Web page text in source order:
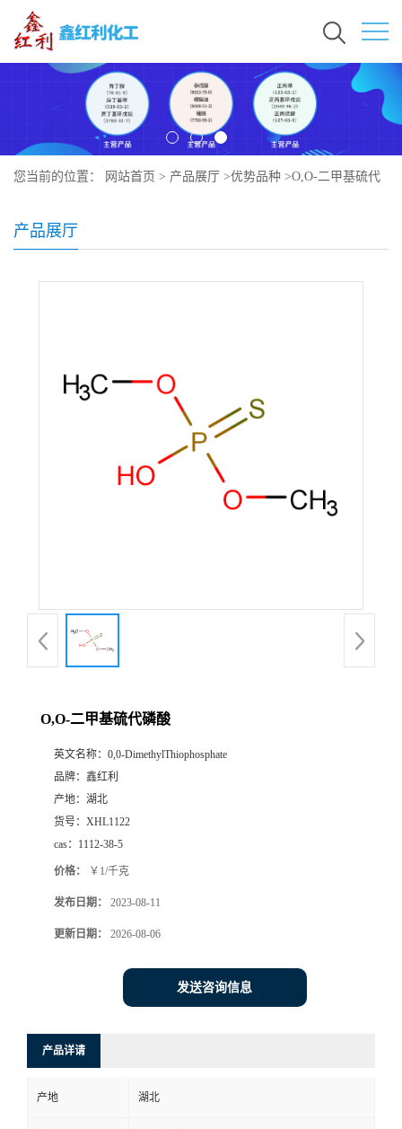
您当前的位置： 网站首页 > 产品展厅 >优势品种 >O,O-二甲基硫代
产品展厅
O,O-二甲基硫代磷酸
英文名称： 0,0-DimethylThiophosphate
品牌： 鑫红利
产地： 湖北
货号： XHL1122
cas： 1112-38-5
价格： ￥1/千克
发布日期： 2023-08-11
更新日期： 2026-08-06
发送咨询信息
产品详请
产地 湖北